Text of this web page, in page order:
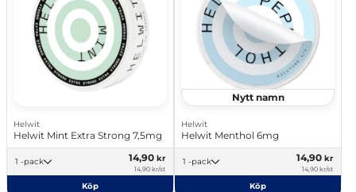
Helwit
Helwit Mint Extra Strong 7,5mg
1 -pack 14,90 kr
14,90 kr/st
Köp
Nytt namn
Helwit
Helwit Menthol 6mg
1 -pack 14,90 kr
14,90 kr/st
Köp